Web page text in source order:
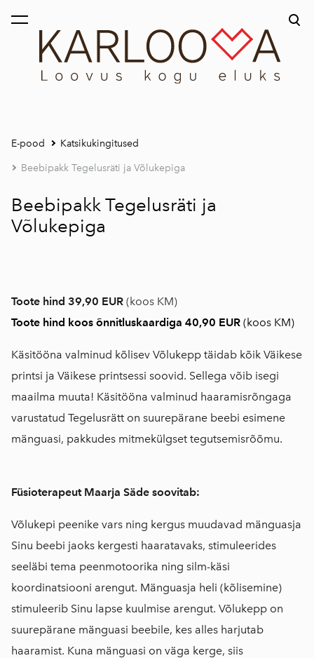
lisati ostukorvi.
E-pood Katsikukingitused
Beebipakk Tegelusräti ja Võlukepiga
Beebipakk Tegelusräti ja
Võlukepiga
Toote hind 39,90 EUR (koos KM)
Toote hind koos õnnitluskaardiga 40,90 EUR (koos KM)
Käsitööna valminud kõlisev Võlukepp täidab kõik Väikese
printsi ja Väikese printsessi soovid. Sellega võib isegi
maailma muuta! Käsitööna valminud haaramisrõngaga
varustatud Tegelusrätt on suurepärane beebi esimene
mänguasi, pakkudes mitmekülgset tegutsemisrõõmu.
Füsioterapeut Maarja Säde soovitab:
Võlukepi peenike vars ning kergus muudavad mänguasja
Sinu beebi jaoks kergesti haaratavaks, stimuleerides
seeläbi tema peenmotoorika ning silm-käsi
koordinatsiooni arengut. Mänguasja heli (kõlisemine)
stimuleerib Sinu lapse kuulmise arengut. Võlukepp on
suurepärane mänguasi beebile, kes alles harjutab
haaramist. Kuna mänguasi on väga kerge, siis